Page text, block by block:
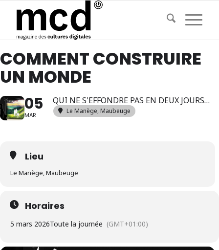
COMMENT CONSTRUIRE
UN MONDE
05
MAR
QUI NE S'EFFONDRE PAS EN DEUX JOURS…
Le Manège, Maubeuge
Lieu
Le Manège, Maubeuge
Horaires
5 mars 2026Toute la journée (GMT+01:00)